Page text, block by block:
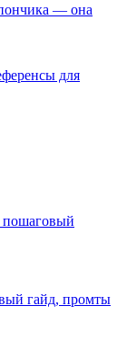
— она
для
гайд, промты